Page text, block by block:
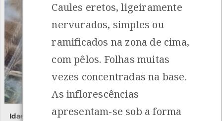
Idaea ochrata Percevejo-da-couve
Caules eretos, ligeiramente
nervurados, simples ou
ramificados na zona de cima,
com pêlos. Folhas muitas
vezes concentradas na base.
As inflorescências
apresentam-se sob a forma